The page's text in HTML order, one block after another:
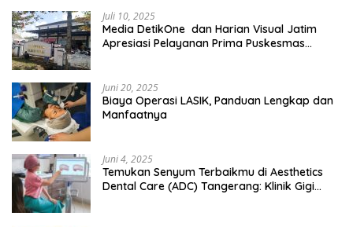
Juli 10, 2025
Media DetikOne dan Harian Visual Jatim
Apresiasi Pelayanan Prima Puskesmas
Juni 20, 2025
Biaya Operasi LASIK, Panduan Lengkap dan
Manfaatnya
Juni 4, 2025
Temukan Senyum Terbaikmu di Aesthetics
Dental Care (ADC) Tangerang: Klinik Gigi